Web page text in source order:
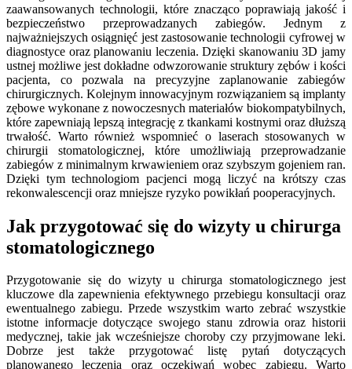
zaawansowanych technologii, które znacząco poprawiają jakość i
bezpieczeństwo przeprowadzanych zabiegów. Jednym z
najważniejszych osiągnięć jest zastosowanie technologii cyfrowej w
diagnostyce oraz planowaniu leczenia. Dzięki skanowaniu 3D jamy
ustnej możliwe jest dokładne odwzorowanie struktury zębów i kości
pacjenta, co pozwala na precyzyjne zaplanowanie zabiegów
chirurgicznych. Kolejnym innowacyjnym rozwiązaniem są implanty
zębowe wykonane z nowoczesnych materiałów biokompatybilnych,
które zapewniają lepszą integrację z tkankami kostnymi oraz dłuższą
trwałość. Warto również wspomnieć o laserach stosowanych w
chirurgii stomatologicznej, które umożliwiają przeprowadzanie
zabiegów z minimalnym krwawieniem oraz szybszym gojeniem ran.
Dzięki tym technologiom pacjenci mogą liczyć na krótszy czas
rekonwalescencji oraz mniejsze ryzyko powikłań pooperacyjnych.
Jak przygotować się do wizyty u chirurga
stomatologicznego
Przygotowanie się do wizyty u chirurga stomatologicznego jest
kluczowe dla zapewnienia efektywnego przebiegu konsultacji oraz
ewentualnego zabiegu. Przede wszystkim warto zebrać wszystkie
istotne informacje dotyczące swojego stanu zdrowia oraz historii
medycznej, takie jak wcześniejsze choroby czy przyjmowane leki.
Dobrze jest także przygotować listę pytań dotyczących
planowanego leczenia oraz oczekiwań wobec zabiegu. Warto